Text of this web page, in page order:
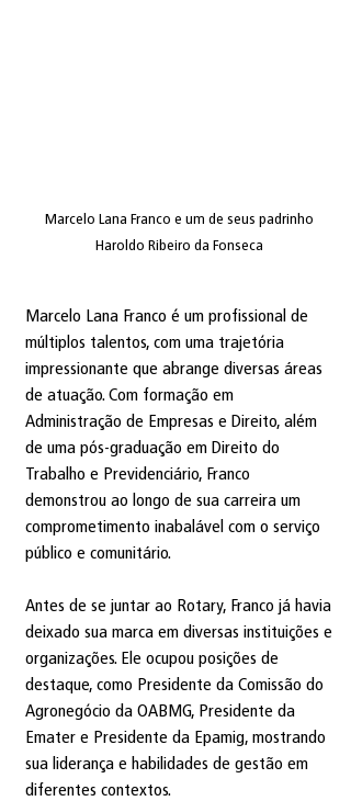
Marcelo Lana Franco e um de seus padrinho
Haroldo Ribeiro da Fonseca
Marcelo Lana Franco é um profissional de
múltiplos talentos, com uma trajetória
impressionante que abrange diversas áreas
de atuação. Com formação em
Administração de Empresas e Direito, além
de uma pós-graduação em Direito do
Trabalho e Previdenciário, Franco
demonstrou ao longo de sua carreira um
comprometimento inabalável com o serviço
público e comunitário.
Antes de se juntar ao Rotary, Franco já havia
deixado sua marca em diversas instituições e
organizações. Ele ocupou posições de
destaque, como Presidente da Comissão do
Agronegócio da OABMG, Presidente da
Emater e Presidente da Epamig, mostrando
sua liderança e habilidades de gestão em
diferentes contextos.